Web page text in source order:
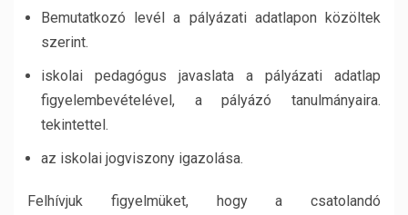
Bemutatkozó levél a pályázati adatlapon közöltek
szerint.
iskolai pedagógus javaslata a pályázati adatlap
figyelembevételével, a pályázó tanulmányaira.
tekintettel.
az iskolai jogviszony igazolása.
Felhívjuk figyelmüket, hogy a csatolandó